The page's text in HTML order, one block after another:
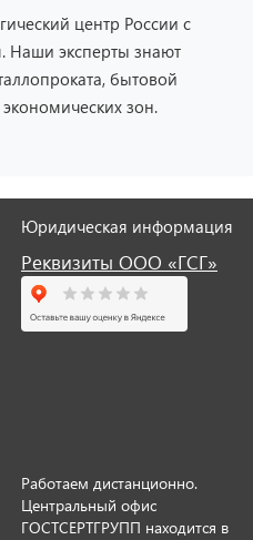
центр России с
Наши эксперты знают
бытовой
зон.
Юридическая информация
Реквизиты ООО «ГСГ»
Работаем дистанционно.
Центральный офис
ГОСТСЕРТГРУПП находится в